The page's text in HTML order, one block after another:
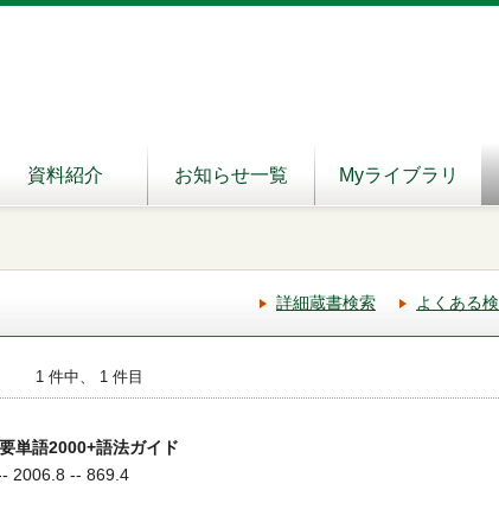
資料紹介 お知らせ一覧 Myライブラリ
詳細蔵書検索 よくある
1 件中、 1 件目
単語2000+語法ガイド
2006.8 -- 869.4